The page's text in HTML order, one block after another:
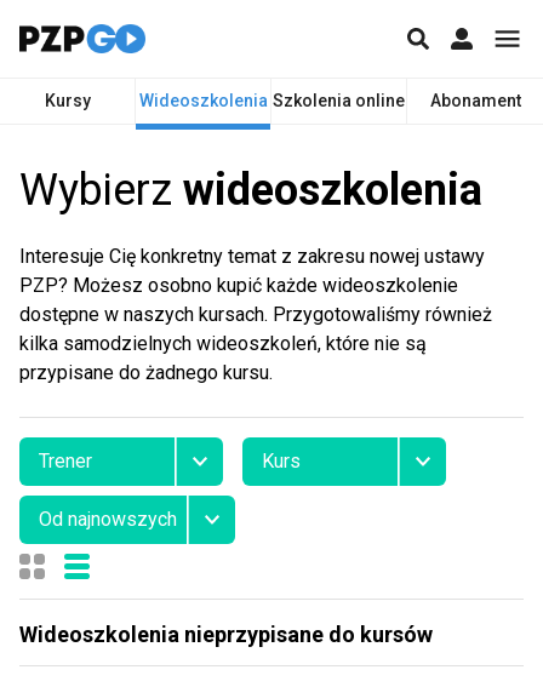
Kursy Wideoszkolenia Szkolenia online Abonament
Wybierz wideoszkolenia
Interesuje Cię konkretny temat z zakresu nowej ustawy
PZP? Możesz osobno kupić każde wideoszkolenie
dostępne w naszych kursach. Przygotowaliśmy również
kilka samodzielnych wideoszkoleń, które nie są
przypisane do żadnego kursu.
Wideoszkolenia nieprzypisane do kursów